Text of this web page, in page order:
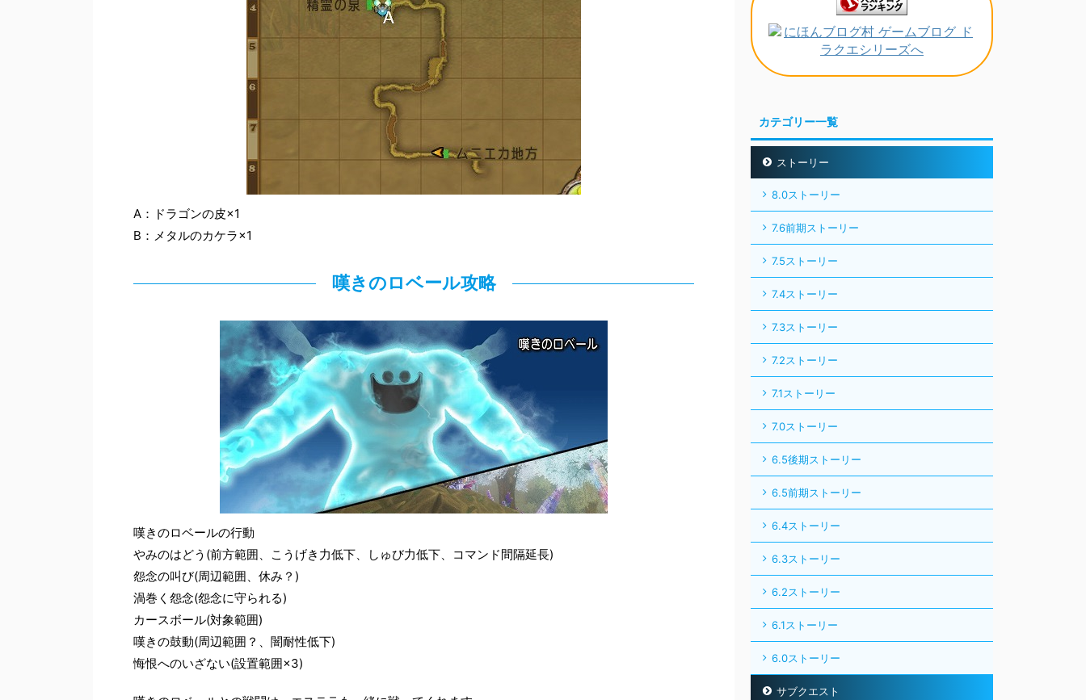
A：ドラゴンの皮×1
B：メタルのカケラ×1
嘆きのロベール攻略
嘆きのロベールの行動
やみのはどう(前方範囲、こうげき力低下、しゅび力低下、コマンド間隔延長)
怨念の叫び(周辺範囲、休み？)
渦巻く怨念(怨念に守られる)
カースボール(対象範囲)
嘆きの鼓動(周辺範囲？、闇耐性低下)
悔恨へのいざない(設置範囲×3)
カテゴリー一覧
ストーリー
8.0ストーリー
7.6前期ストーリー
7.5ストーリー
7.4ストーリー
7.3ストーリー
7.2ストーリー
7.1ストーリー
7.0ストーリー
6.5後期ストーリー
6.5前期ストーリー
6.4ストーリー
6.3ストーリー
6.2ストーリー
6.1ストーリー
6.0ストーリー
サブクエスト